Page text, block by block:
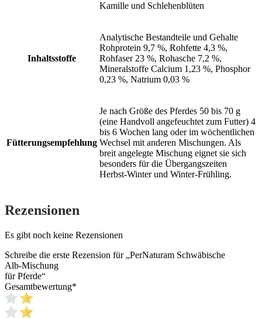
Kamille und Schlehenblüten
Inhaltsstoffe
Analytische Bestandteile und Gehalte
Rohprotein 9,7 %, Rohfette 4,3 %,
Rohfaser 23 %, Rohasche 7,2 %,
Mineralstoffe Calcium 1,23 %, Phosphor
0,23 %, Natrium 0,03 %
Fütterungsempfehlung
Je nach Größe des Pferdes 50 bis 70 g
(eine Handvoll angefeuchtet zum Futter) 4
bis 6 Wochen lang oder im wöchentlichen
Wechsel mit anderen Mischungen. Als
breit angelegte Mischung eignet sie sich
besonders für die Übergangszeiten
Herbst-Winter und Winter-Frühling.
Rezensionen
Es gibt noch keine Rezensionen
Schreibe die erste Rezension für „PerNaturam Schwäbische
Alb-Mischung
für Pferde“
Gesamtbewertung*